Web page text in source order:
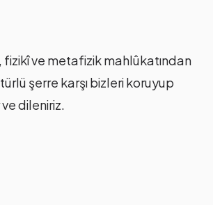
fizikî ve metafizik mahlûkatından
şerre karşı bizleri koruyup
ve dileniriz.